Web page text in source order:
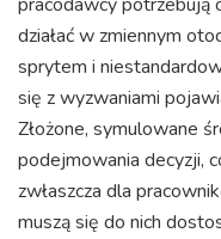
pracodawcy potrzebują
działać w zmiennym
sprytem i
się z wyzwaniami
Złożone, symulowane
podejmowania decyzji,
zwłaszcza dla
muszą się do nich